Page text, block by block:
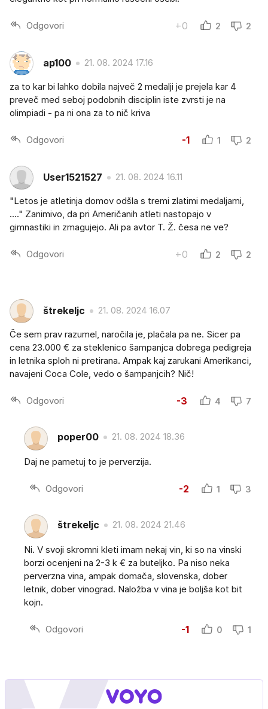
Odgovori +0 2 2
ap100 21. 08. 2024 17.16
za to kar bi lahko dobila največ 2 medalji je prejela kar 4
preveč med seboj podobnih disciplin iste zvrsti je na
olimpiadi - pa ni ona za to nič kriva
Odgovori -1 1 2
User1521527 21. 08. 2024 16.11
"Letos je atletinja domov odšla s tremi zlatimi medaljami,
...." Zanimivo, da pri Američanih atleti nastopajo v
gimnastiki in zmagujejo. Ali pa avtor T. Ž. česa ne ve?
Odgovori +0 2 2
štrekeljc 21. 08. 2024 16.07
Če sem prav razumel, naročila je, plačala pa ne. Sicer pa
cena 23.000 € za steklenico šampanjca dobrega pedigreja
in letnika sploh ni pretirana. Ampak kaj zarukani Amerikanci,
navajeni Coca Cole, vedo o šampanjcih? Nič!
Odgovori -3 4 7
poper00 21. 08. 2024 18.36
Daj ne pametuj to je perverzija.
Odgovori -2 1 3
štrekeljc 21. 08. 2024 21.46
Ni. V svoji skromni kleti imam nekaj vin, ki so na vinski
borzi ocenjeni na 2-3 k € za buteljko. Pa niso neka
perverzna vina, ampak domača, slovenska, dober
letnik, dober vinograd. Naložba v vina je boljša kot bit
kojn.
Odgovori -1 0 1